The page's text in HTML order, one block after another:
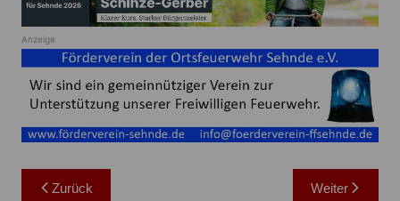
Anzeige
Beitragsnavigation
Zurück Weiter